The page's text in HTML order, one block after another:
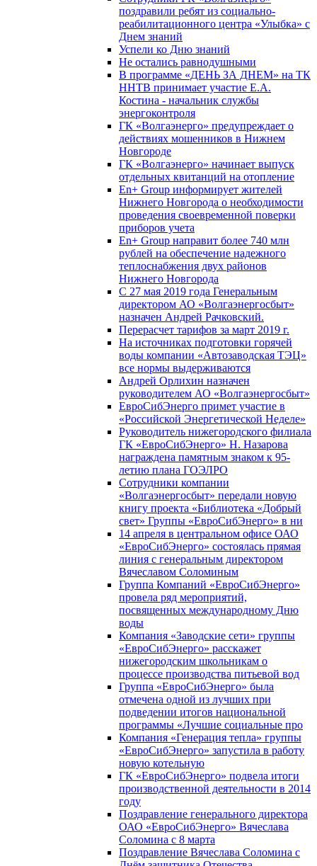
поздравили ребят из социально-
реабилитационного центра «Улыбка» с
Днем знаний
Успели ко Дню знаний
Не остались равнодушными
В программе «ДЕНЬ ЗА ДНЕМ» на ТК
ННТВ принимает участие Е.А.
Костина - начальник службы
энергоконтроля
ГК «Волгаэнерго» предупреждает о
действиях мошенников в Нижнем
Новгороде
ГК «Волгаэнерго» начинает выпуск
отдельных квитанций на отопление
En+ Group информирует жителей
Нижнего Новгорода о необходимости
проведения своевременной поверки
приборов учета
En+ Group направит более 740 млн
рублей на обеспечение надежного
теплоснабжения двух районов
Нижнего Новгорода
С 27 мая 2019 года Генеральным
директором АО «Волгаэнергосбыт»
назначен Андрей Рачковский.
Перерасчет тарифов за март 2019 г.
На источниках подготовки горячей
воды компании «Автозаводская ТЭЦ»
все нормы выдерживаются
Андрей Орлихин назначен
руководителем АО «Волгаэнергосбыт»
ЕвроСибЭнерго примет участие в
«Российской Энергетической Неделе»
Руководитель нижегородского филиала
ГК «ЕвроСибЭнерго» Н. Назарова
награждена памятным знаком к 95-
летию плана ГОЭЛРО
Сотрудники компании
«Волгаэнергосбыт» передали новую
книгу проекта «Библиотека «Добрый
свет» Группы «ЕвроСибЭнерго» в ни
14 апреля в центральном офисе ОАО
«ЕвроСибЭнерго» состоялась прямая
линия с генеральным директором
Вячеславом Соломиным
Группа Компаний «ЕвроСибЭнерго»
провела ряд мероприятий,
посвященных международному Дню
воды
Компания «Заводские сети» группы
«ЕвроСибЭнерго» расскажет
нижегородским школьникам о
процессе производства питьевой вод
Группа «ЕвроСибЭнерго» была
отмечена одной из лучших при
подведении итогов национальной
программы «Лучшие социальные про
Компания «Генерация тепла» группы
«ЕвроСибЭнерго» запустила в работу
новую котельную
ГК «ЕвроСибЭнерго» подвела итоги
производственной деятельности в 2014
году
Поздравление генерального директора
ОАО «ЕвроСибЭнерго» Вячеслава
Соломина с 8 марта
Поздравление Вячеслава Соломина с